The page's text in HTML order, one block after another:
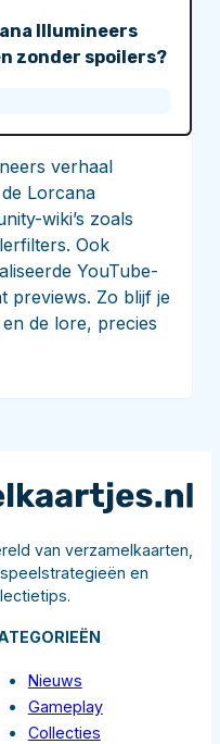
Illumineers
zonder spoilers?
verhaal
Lorcana
wiki’s zoals
Ook
YouTube-
previews. Zo blijf je
de lore, precies
van verzamelkaarten,
en
Nieuws
Gameplay
Collecties